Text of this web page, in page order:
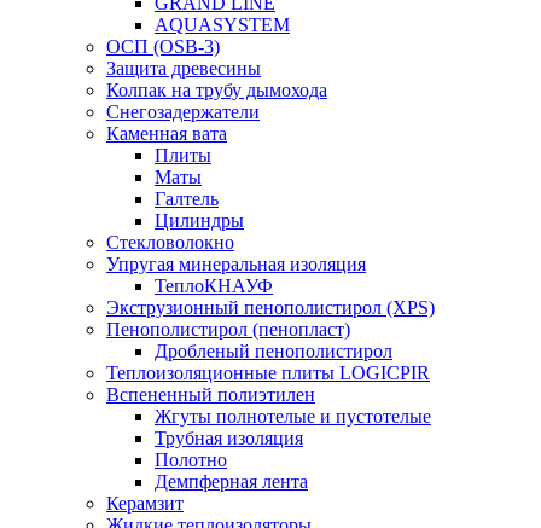
AQUASYSTEM
ОСП (OSB-3)
Защита древесины
Колпак на трубу дымохода
Снегозадержатели
Каменная вата
Плиты
Маты
Галтель
Цилиндры
Стекловолокно
Упругая минеральная изоляция
ТеплоКНАУФ
Экструзионный пенополистирол (XPS)
Пенополистирол (пенопласт)
Дробленый пенополистирол
Теплоизоляционные плиты LOGICPIR
Вспененный полиэтилен
Жгуты полнотелые и пустотелые
Трубная изоляция
Полотно
Демпферная лента
Керамзит